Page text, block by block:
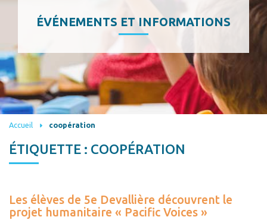
ÉVÉNEMENTS ET INFORMATIONS
Accueil coopération
ÉTIQUETTE : COOPÉRATION
Les élèves de 5e Devallière découvrent le
projet humanitaire « Pacific Voices »